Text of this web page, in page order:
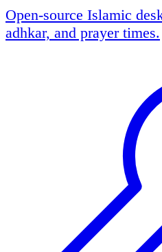
Open-source Islamic
adhkar, and prayer times.